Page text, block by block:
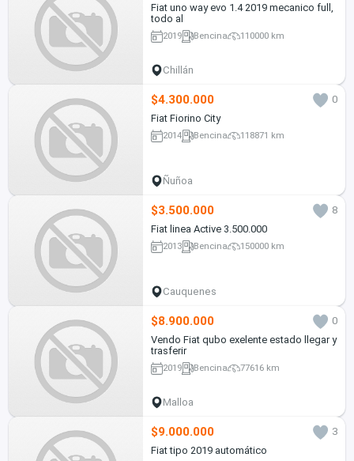
Fiat uno way evo 1.4 2019 mecanico full,
todo al
2019 Bencina 110000 km
Chillán
$4.300.000
0
Fiat Fiorino City
2014 Bencina 118871 km
Ñuñoa
$3.500.000
8
Fiat linea Active 3.500.000
2013 Bencina 150000 km
Cauquenes
$8.900.000
0
Vendo Fiat qubo exelente estado llegar y
trasferir
2019 Bencina 77616 km
Malloa
$9.000.000
3
Fiat tipo 2019 automático